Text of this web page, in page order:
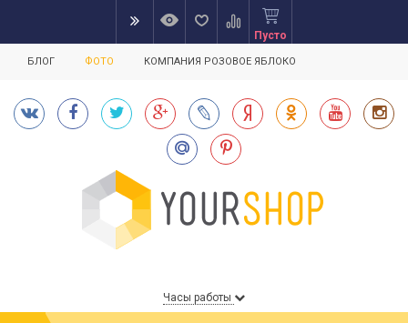
Пусто
БЛОГ ФОТО КОМПАНИЯ РОЗОВОЕ ЯБЛОКО
Часы работы